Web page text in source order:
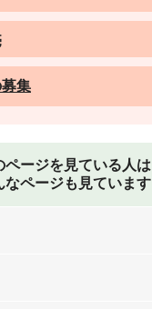
集
ページを見ている人は
なページも見ています